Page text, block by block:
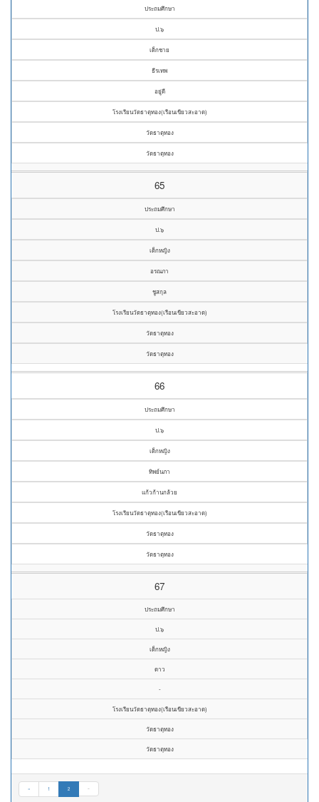
ประถมศึกษา
ป.๖
เด็กชาย
ธีรเทพ
อยู่ดี
โรงเรียนวัดธาตุทอง(เรือนเขียวสะอาด)
วัดธาตุทอง
วัดธาตุทอง
65
ประถมศึกษา
ป.๖
เด็กหญิง
อรณภา
ชูสกุล
โรงเรียนวัดธาตุทอง(เรือนเขียวสะอาด)
วัดธาตุทอง
วัดธาตุทอง
66
ประถมศึกษา
ป.๖
เด็กหญิง
ทิพย์นภา
แก้วก้านกล้วย
โรงเรียนวัดธาตุทอง(เรือนเขียวสะอาด)
วัดธาตุทอง
วัดธาตุทอง
67
ประถมศึกษา
ป.๖
เด็กหญิง
ดาว
-
โรงเรียนวัดธาตุทอง(เรือนเขียวสะอาด)
วัดธาตุทอง
วัดธาตุทอง
« 1 2 »